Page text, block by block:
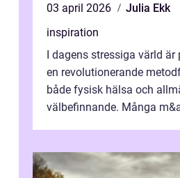
03 april 2026
Julia Ekk
inspiration
I dagens stressiga värld
en revolutionerande
både fysisk hälsa och
välbefinnande. Många